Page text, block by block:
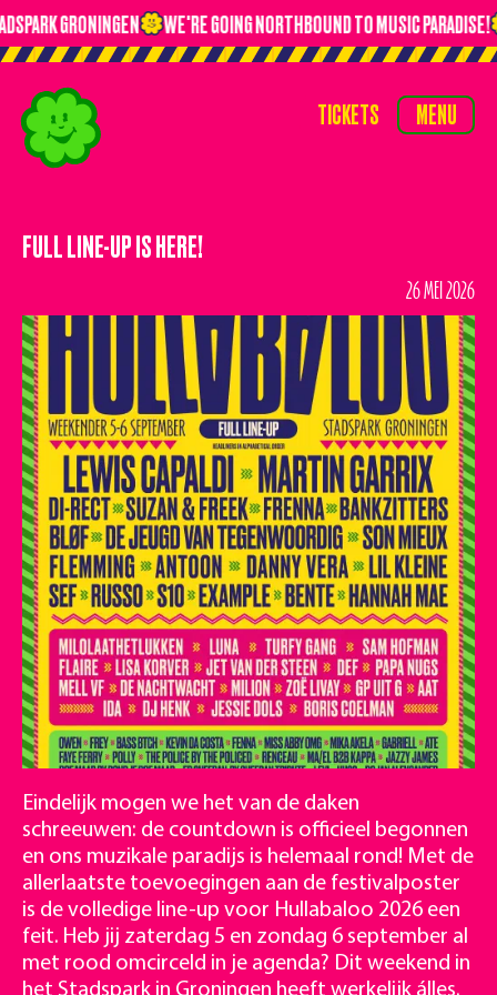
GRONINGEN WE'RE GOING NORTHBOUND TO MUSIC PARADISE!
TICKETS MENU
OVERNACHTEN
VERVOER
VIP
VRAGEN?
FULL LINE-UP IS HERE!
26 MEI 2026
Eindelijk mogen we het van de daken
schreeuwen: de countdown is officieel begonnen
en ons muzikale paradijs is helemaal rond! Met de
allerlaatste toevoegingen aan de festivalposter
is de volledige line-up voor Hullabaloo 2026 een
feit. Heb jij zaterdag 5 en zondag 6 september al
met rood omcirceld in je agenda? Dit weekend in
het Stadspark in Groningen heeft werkelijk álles.